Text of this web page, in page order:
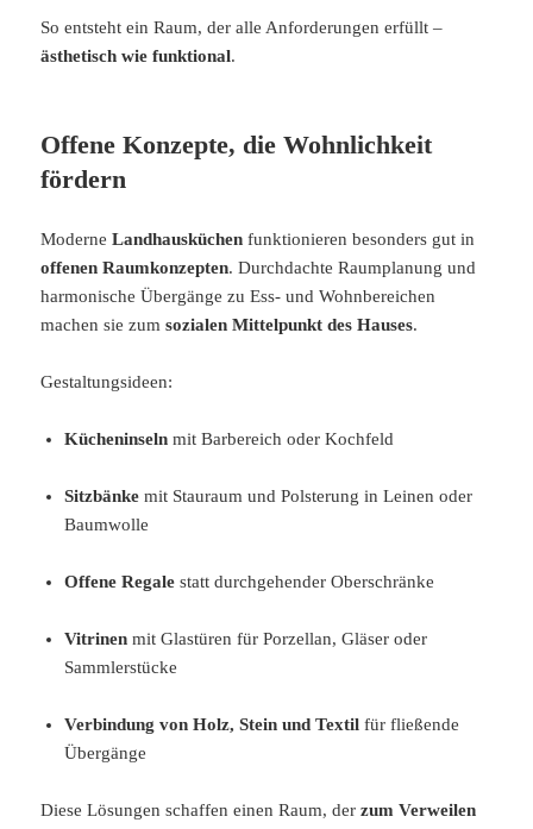
So entsteht ein Raum, der alle Anforderungen erfüllt –
ästhetisch wie funktional.
Offene Konzepte, die Wohnlichkeit
fördern
ModerneLandhausküchen funktionieren besonders gut in
offenen Raumkonzepten. Durchdachte Raumplanung und
harmonische Übergänge zu Ess- und Wohnbereichen
machen sie zumsozialen Mittelpunkt des Hauses.
Gestaltungsideen:
Kücheninseln mit Barbereich oder Kochfeld
Sitzbänke mit Stauraum und Polsterung in Leinen oder
Baumwolle
Offene Regale statt durchgehender Oberschränke
Vitrinen mit Glastüren für Porzellan, Gläser oder
Sammlerstücke
Verbindung von Holz, Stein und Textil für fließende
Übergänge
Diese Lösungen schaffen einen Raum, derzum Verweilen